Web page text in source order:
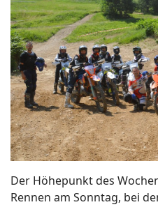
Der Höhepunkt des
Rennen am Sonntag, bei